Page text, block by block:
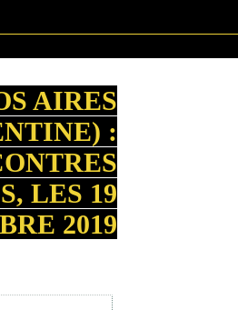
AIRES
:
LES 19
2019